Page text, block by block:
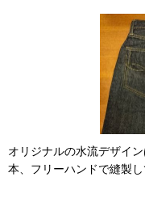
オリジナルの水流デザイ
本、フリーハンドで縫製し